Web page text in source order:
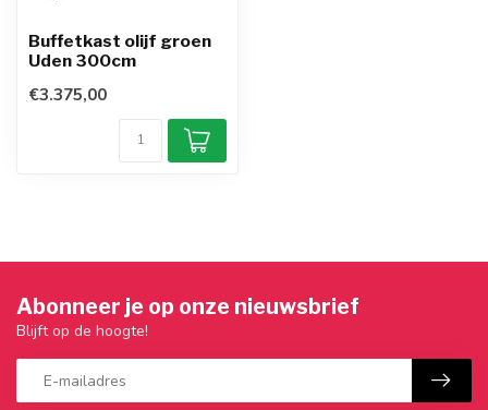
Buffetkast olijf groen
Uden 300cm
€3.375,00
Abonneer je op onze nieuwsbrief
Blijft op de hoogte!